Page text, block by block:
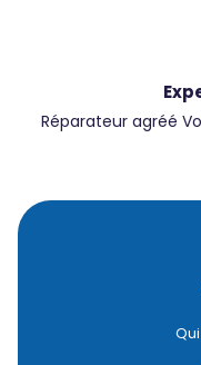
Réparateur agréé